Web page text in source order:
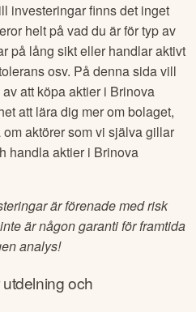
investeringar finns det inget
helt på vad du är för typ av
på lång sikt eller handlar aktivt
osv. På denna sida vill
att köpa aktier i Brinova
att lära dig mer om bolaget,
aktörer som vi själva gillar
handla aktier i Brinova
är förenade med risk
är någon garanti för framtida
analys!
utdelning och